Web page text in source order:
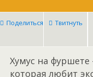
Поделиться Твитнуть
Хумус на
которая любит